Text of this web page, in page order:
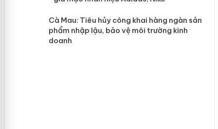
Hưng Yên: Xử lý 6 hộ kinh doanh bán
hàng giả mạo nhãn hiệu Adidas, Nike